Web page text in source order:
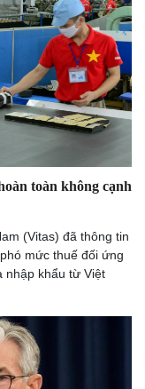
toàn không cạnh
(Vitas) đã thông tin
mức thuế đối ứng
nhập khẩu từ Việt